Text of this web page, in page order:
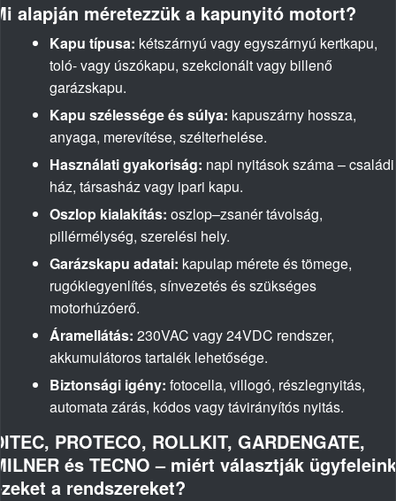
alapján méretezzük a kapunyitó motort?
Kapu típusa: kétszárnyú vagy egyszárnyú kertkapu,
toló- vagy úszókapu, szekcionált vagy billenő
garázskapu.
Kapu szélessége és súlya: kapuszárny hossza,
anyaga, merevítése, szélterhelése.
Használati gyakoriság: napi nyitások száma – családi
ház, társasház vagy ipari kapu.
Oszlop kialakítás: oszlop–zsanér távolság,
pillérmélység, szerelési hely.
Garázskapu adatai: kapulap mérete és tömege,
rugókiegyenlítés, sínvezetés és szükséges
motorhúzóerő.
Áramellátás: 230VAC vagy 24VDC rendszer,
akkumulátoros tartalék lehetősége.
Biztonsági igény: fotocella, villogó, részlegnyitás,
automata zárás, kódos vagy távirányítós nyitás.
PROTECO, ROLLKIT, GARDENGATE,
és TECNO – miért választják ügyfeleink
a rendszereket?